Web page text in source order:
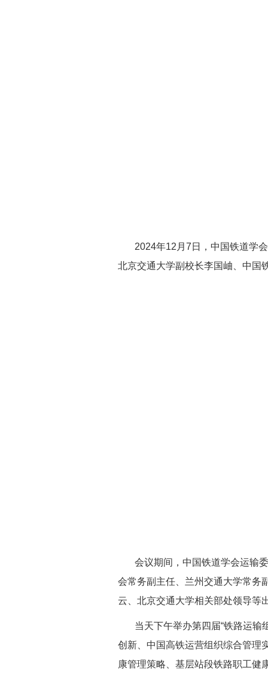
2024年12月7日，中国铁道学会
北京交通大学副校长李国岫、中国
会议期间，中国铁道学会运输委
会常务副主任、兰州交通大学常务
云、北京交通大学相关部处领导等
当天下午举办第四届“铁路运输组
创新、中国高铁运营组织综合管理
康管理策略、基层站段铁路职工健